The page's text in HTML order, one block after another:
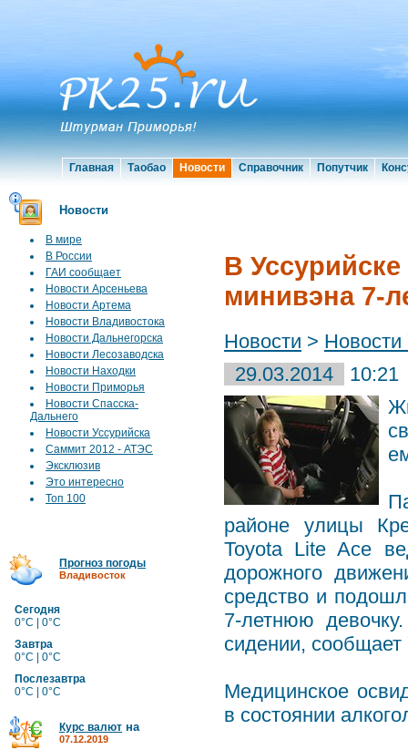
Главная Таобао Новости Справочник Попутчик
Новости
В мире
В России
ГАИ сообщает
Новости Арсеньева
Новости Артема
Новости Владивостока
Новости Дальнегорска
Новости Лесозаводска
Новости Находки
Новости Приморья
Новости Спасска-
Дальнего
Новости Уссурийска
Саммит 2012 - АТЭС
Эксклюзив
Это интересно
Топ 100
Прогноз погоды
Владивосток
Сегодня
0°C | 0°C
Завтра
0°C | 0°C
Послезавтра
0°C | 0°C
Курс валют на
07.12.2019
В
минивэна 7-
Новости > Новости
29.03.2014
10:21
районе улицы
Toyota Lite Ace
дорожного
средство и
7-летнюю
сидении,
Медицинское
в состоянии